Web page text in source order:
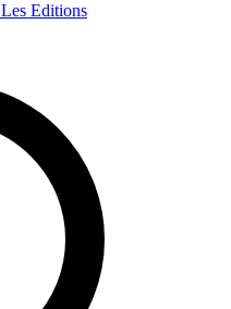
Les Editions